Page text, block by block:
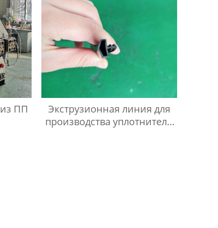
ПП
Экструзионная линия для
производства уплотнители